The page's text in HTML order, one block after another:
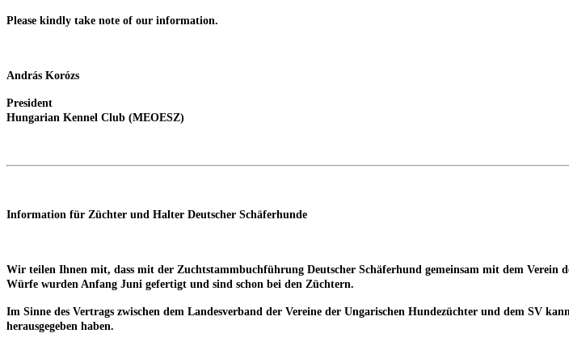
Please kindly take note of our information.
András Korózs
President
Hungarian Kennel Club (MEOESZ)
Information für Züchter und Halter Deutscher Schäferhunde
Wir teilen Ihnen mit, dass mit der Zuchtstammbuchführung Deutscher Schäferhund gemeinsam mit dem Verein
Würfe wurden Anfang Juni gefertigt und sind schon bei den Züchtern.
Im Sinne des Vertrags zwischen dem Landesverband der Vereine der Ungarischen Hundezüchter und dem SV
herausgegeben haben.